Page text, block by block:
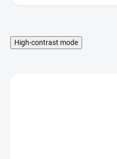
High-contrast mode